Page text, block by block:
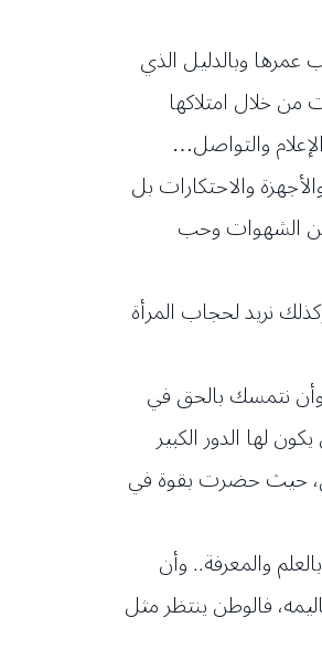
عمرها وبالدليل الذي
من خلال امتلاكها
والتواصل…
والاحتكارات بل
من الشهوات وحب
نريد لحجاب المرأة
وأن نتمسك بالحق في
لها الدور الكبير
حيث حضرت بقوة في
والمعرفة.. وأن
فالوطن ينتظر مثل